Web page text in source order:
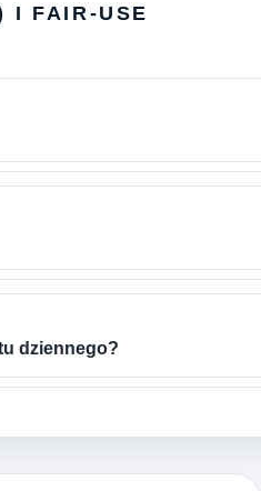
I FAIR-USE
dziennego?